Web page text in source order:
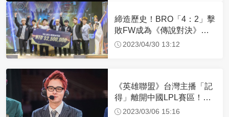
締造歷史！BRO「4：2」擊
敗FW成為《傳說對決》
GCS首支二連霸隊伍
2023/04/30 13:12
《英雄聯盟》台灣主播「記
得」離開中國LPL賽區！坦
言：開始自我懷疑
2023/03/06 15:16